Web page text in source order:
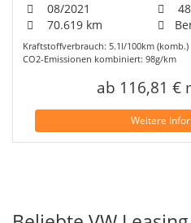
08/2021
70.619 km
Kraftstoffverbrauch: 5.1l/100km (komb.)
CO2-Emissionen kombiniert: 98g/km
ab 116,81 €
Weitere